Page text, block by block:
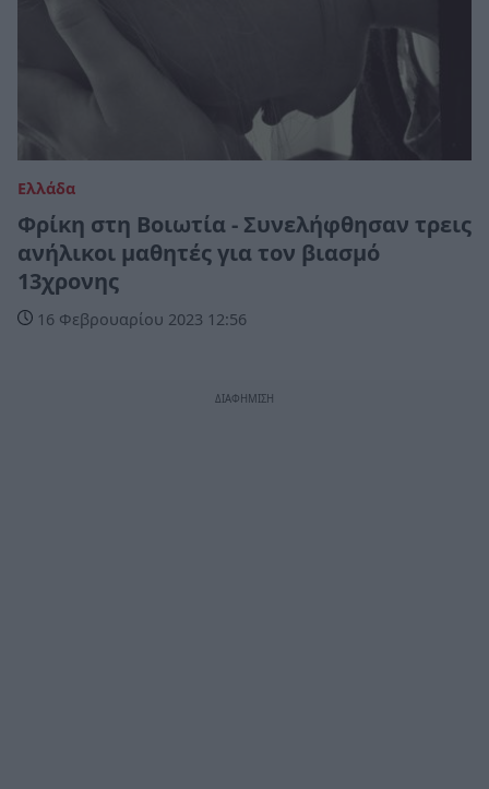
Ελλάδα
Φρίκη στη Βοιωτία - Συνελήφθησαν τρεις
ανήλικοι μαθητές για τον βιασμό
13χρονης
16 Φεβρουαρίου 2023 12:56